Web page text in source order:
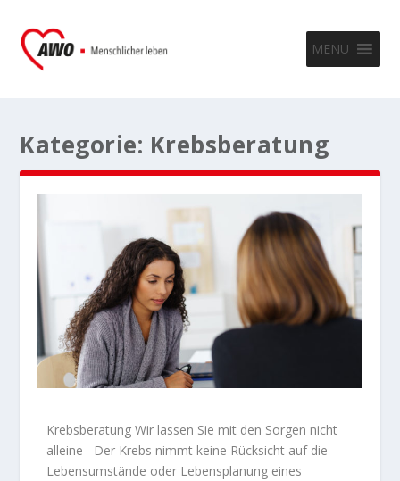
MENU
Kategorie: Krebsberatung
Krebsberatung Wir lassen Sie mit den Sorgen nicht
alleine Der Krebs nimmt keine Rücksicht auf die
Lebensumstände oder Lebensplanung eines